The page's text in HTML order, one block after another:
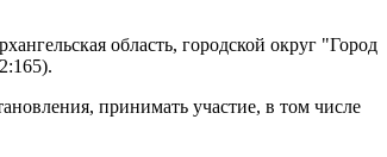
область, городской округ "Город
принимать участие, в том числе